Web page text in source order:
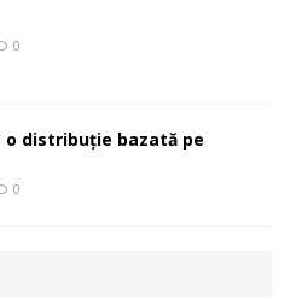
0
o distribuție bazată pe
0